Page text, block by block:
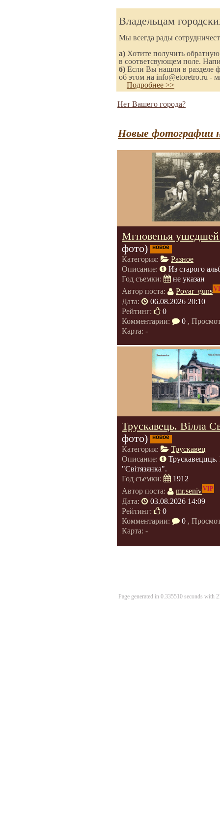
Владельцам
Мы всегда рады
а) Хотите получить
в соответсвующем поле.
б) Если Вы нашли в разделе
об этом на info@etoretro.ru -
Подробнее >>
Нет Вашего города?
Новые фотографии
Мгновенья ушедшей
фото)
новое
Категория:
Разное
Описание:
Из старого
Год съемки:
не указан
Автор поста:
Povar_guns
Дата:
06.08.2026 20:10
Рейтинг:
0
Комментарии:
0 ,
Карта: -
Трускавець. Вілла
фото)
новое
Категория:
Трускавец
Описание:
Трускавеццць.
"Світязянка".
Год съемки:
1912
Автор поста:
mr.senivVIP
Дата:
03.08.2026 14:09
Рейтинг:
0
Комментарии:
0 ,
Карта: -
Page generated in 0.335510 seconds